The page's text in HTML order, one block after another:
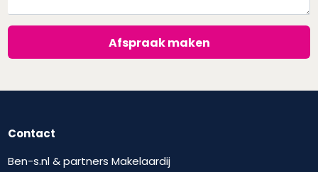
Afspraak maken
Contact
Ben-s.nl & partners Makelaardij